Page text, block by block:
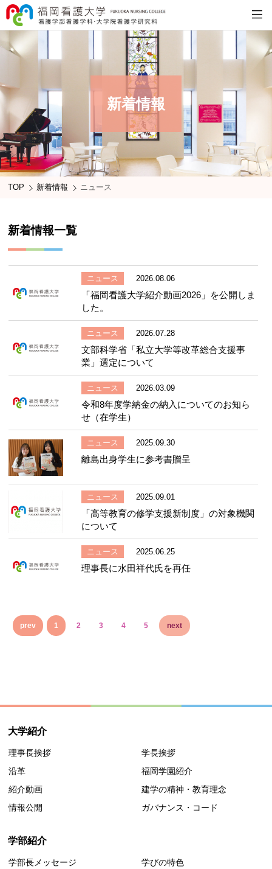
新着情報
TOP 新着情報 ニュース
新着情報一覧
ニュース 2026.08.06
「福岡看護大学紹介動画2026」を公開しま
した。
ニュース 2026.07.28
文部科学省「私立大学等改革総合支援事
業」選定について
ニュース 2026.03.09
令和8年度学納金の納入についてのお知ら
せ（在学生）
ニュース 2025.09.30
離島出身学生に参考書贈呈
ニュース 2025.09.01
「高等教育の修学支援新制度」の対象機関
について
ニュース 2025.06.25
理事長に水田祥代氏を再任
prev 1 2 3 4 5 next
大学紹介
理事長挨拶
学長挨拶
沿革
福岡学園紹介
紹介動画
建学の精神・教育理念
情報公開
ガバナンス・コード
学部紹介
学部長メッセージ
学びの特色